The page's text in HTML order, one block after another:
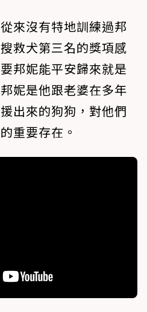
來沒有特地訓練過邦
救犬第三名的獎項感
邦妮能平安歸來就是
妮是他跟老婆在多年
出來的狗狗，對他們
重要存在。